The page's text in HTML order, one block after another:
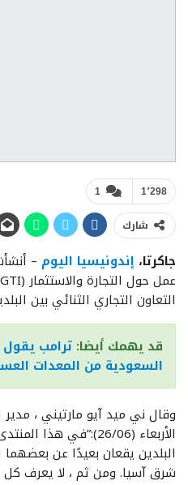
1 1٬298
شارك
جاكرتا، إندونيسيا اليوم –
التعاون التجاري الثنائي بين
قد يهمك أيضا: ترامب
السعودية من المعدات
وقال ني ميد آيو مارتيني ، مدير
الأربعاء (26/06):”في
البلدين يقعان بعيدًا عن
شرق آسيا. ومن ثم ، لا يعرف كل